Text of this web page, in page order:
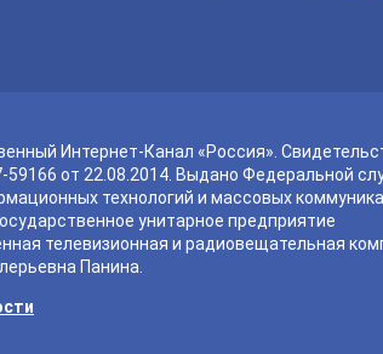
Интернет-Канал «Россия».
от 22.08.2014. Выдано Федеральной
технологий и массовых
унитарное предприятие
телевизионная и радиовещательная
Панина.